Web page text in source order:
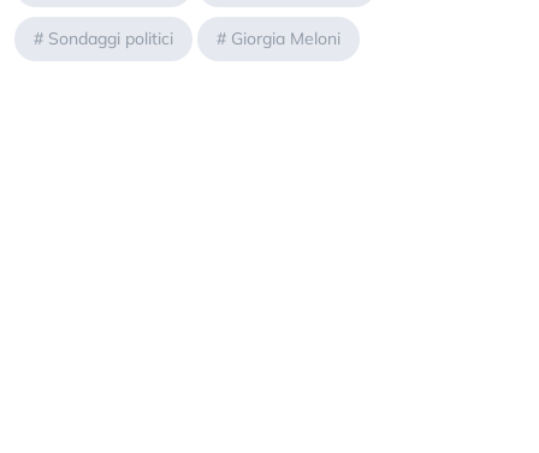
# Sondaggi politici # Giorgia Meloni